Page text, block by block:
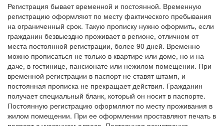
Регистрация бывает временной и постоянной. Временную
регистрацию оформляют по месту фактического пребывания
на ограниченный срок. Такую прописку нужно оформить, если
гражданин безвыездно проживает в регионе, отличном от
места постоянной регистрации, более 90 дней. Временно
можно прописаться не только в квартире или доме, но и на
даче, в гостинице, пансионате или нежилом помещении. При
временной регистрации в паспорт не ставят штамп, и
постоянная прописка не прекращает действия. Гражданин
получает специальный бланк, который он носит в паспорте.
Постоянную регистрацию оформляют по месту проживания в
жилом помещении. При ее оформлении проставляют печать в